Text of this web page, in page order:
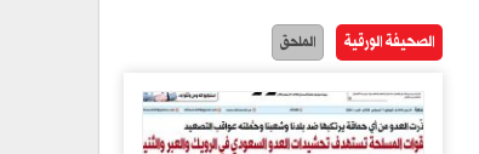
الصحيفة الورقية الملحق